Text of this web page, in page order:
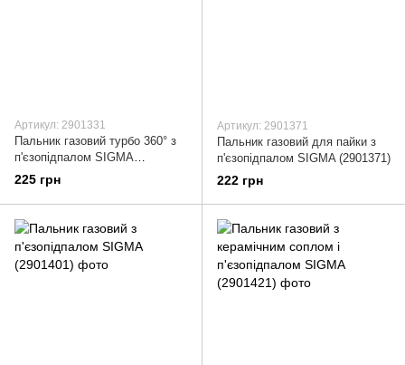
Артикул: 2901331
Пальник газовий турбо 360° з
п'єзопідпалом SIGMA
(2901331)
225 грн
Артикул: 2901371
Пальник газовий для пайки з
п'єзопідпалом SIGMA (2901371)
222 грн